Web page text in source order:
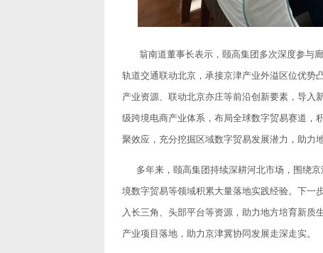
翁南道董事长表示，颐高集团多次深度参与
轨道交通联动北京，承接京津产业外溢区位优势
产业资源、联动北京亦庄等前沿创新要素，导入
级跨境电商产业体系，布局全球数字贸易赛道，
聚效应，充分挖掘区域数字贸易发展潜力，助力
多年来，颐高集团持续深耕河北市场，围绕京
境数字贸易等领域积累大量落地实践经验。下一
入长三角、头部平台等资源，助力地方培育新质
产业项目落地，助力京津冀协同发展走深走实。